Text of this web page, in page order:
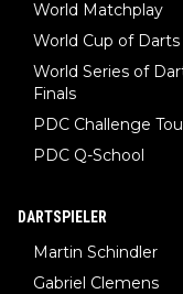
World Matchplay
World Cup of Darts
World Series of
Finals
PDC Challenge
PDC Q-School
DARTSPIELER
Martin Schindler
Gabriel Clemens